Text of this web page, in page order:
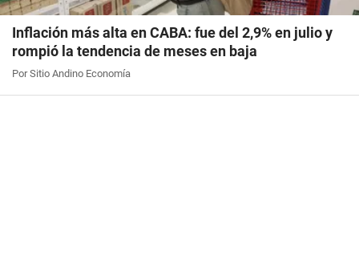
Inflación más alta en CABA: fue del 2,9% en julio y
rompió la tendencia de meses en baja
Por Sitio Andino Economía